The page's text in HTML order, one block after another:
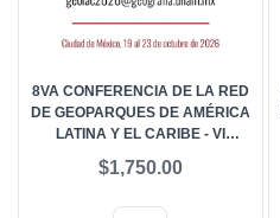
8VA CONFERENCIA DE LA RED
DE GEOPARQUES DE AMÉRICA
LATINA Y EL CARIBE - VI
GEOPATRIMONIO Y
$1,750.00